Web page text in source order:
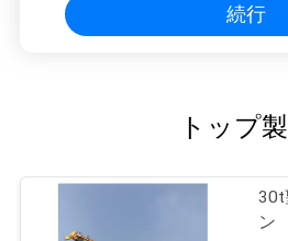
続行
トップ
30t
ン